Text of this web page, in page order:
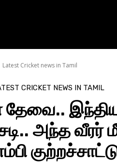
Latest Cricket news in Tamil
CRICKET NEWS IN TAMIL
தேவை..
அந்த வீரர்